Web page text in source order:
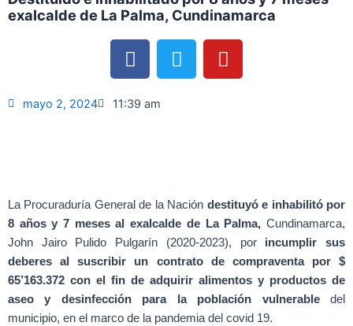
exalcalde de La Palma, Cundinamarca
F
a
c
e
T
w
i
Y
o
u
mayo 2, 2024 11:39 am
La Procuraduría General de la Nación destituyó e inhabilitó por
8 años y 7 meses al exalcalde de La Palma, Cundinamarca,
John Jairo Pulido Pulgarín (2020-2023), porincumplir sus
deberes al suscribir un contrato de compraventa por $
65’163.372 con el fin de adquirir alimentos y productos de
aseo y desinfección para la población vulnerabledel
municipio, en el marco de la pandemia del covid 19.